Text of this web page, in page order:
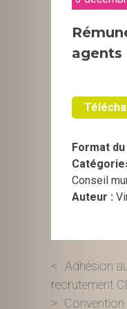
agents
Format
Conseil
Auteur :
de
Adhésion
recrutement